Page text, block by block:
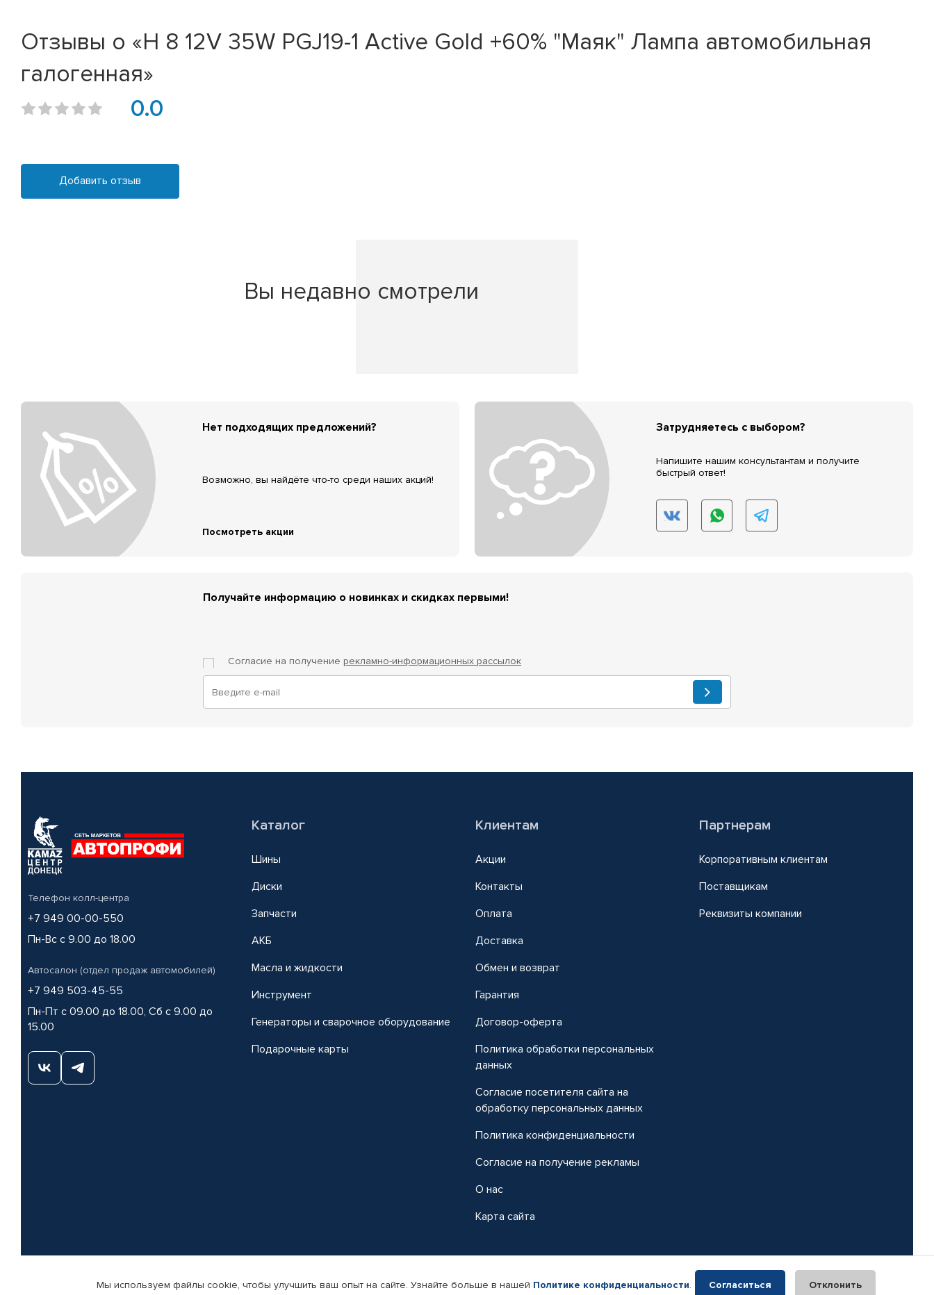
Отзывы о «Н 8 12V 35W PGJ19-1 Active Gold +60% "Маяк" Лампа автомобильная
галогенная»
0.0
Добавить отзыв
Вы недавно смотрели
Нет подходящих предложений?
Возможно, вы найдёте что-то среди наших акций!
Посмотреть акции
Затрудняетесь с выбором?
Напишите нашим консультантам и получите
быстрый ответ!
Получайте информацию о новинках и скидках первыми!
Согласие на получение рекламно-информационных рассылок
Телефон колл-центра
+7 949 00-00-550
Пн-Вс с 9.00 до 18.00
Автосалон (отдел продаж автомобилей)
+7 949 503-45-55
Пн-Пт с 09.00 до 18.00, Сб с 9.00 до
15.00
Каталог
Шины
Диски
Запчасти
АКБ
Масла и жидкости
Инструмент
Генераторы и сварочное оборудование
Подарочные карты
Клиентам
Акции
Контакты
Оплата
Доставка
Обмен и возврат
Гарантия
Договор-оферта
Политика обработки персональных
данных
Согласие посетителя сайта на
обработку персональных данных
Политика конфиденциальности
Согласие на получение рекламы
О нас
Карта сайта
Партнерам
Корпоративным клиентам
Поставщикам
Реквизиты компании
© КАМАЗ ЦЕНТР ДОНЕЦК, 2015-2026. Все права защищены. Интернет-магазин автомобильных товаров Автопрофи.
Мы используем файлы cookie, чтобы улучшить ваш опыт на сайте. Узнайте больше в нашей Политике конфиденциальности. Согласиться Отклонить